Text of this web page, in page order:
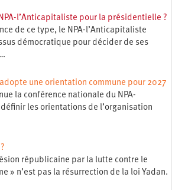
l’Anticapitaliste pour la présidentielle ?
de ce type, le NPA-l’Anticapitaliste
démocratique pour décider de ses
une orientation commune pour 2027
la conférence nationale du NPA-
les orientations de l’organisation
républicaine par la lutte contre le
» n’est pas la résurrection de la loi Yadan.